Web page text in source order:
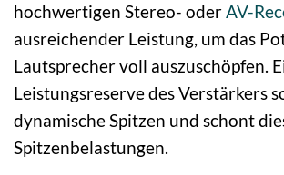
hochwertigen Stereo- oderAV-
ausreichender Leistung, um das
Lautsprecher voll auszuschöpfen.
Leistungsreserve des Verstärkers
dynamische Spitzen und schont
Spitzenbelastungen.